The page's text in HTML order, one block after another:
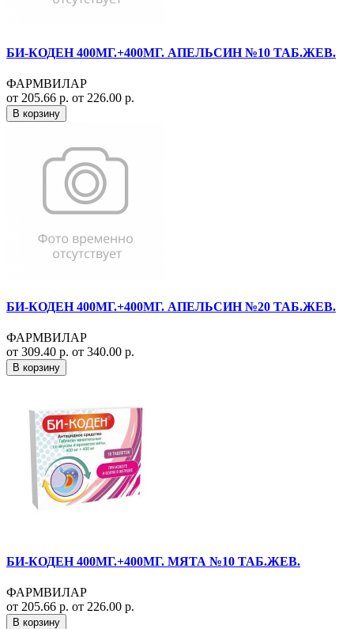
БИ-КОДЕН 400МГ.+400МГ. АПЕЛЬСИН №10 ТАБ.ЖЕВ.
ФАРМВИЛАР
от 205.66 р. от 226.00 р.
В корзину
БИ-КОДЕН 400МГ.+400МГ. АПЕЛЬСИН №20 ТАБ.ЖЕВ.
ФАРМВИЛАР
от 309.40 р. от 340.00 р.
В корзину
БИ-КОДЕН 400МГ.+400МГ. МЯТА №10 ТАБ.ЖЕВ.
ФАРМВИЛАР
от 205.66 р. от 226.00 р.
В корзину